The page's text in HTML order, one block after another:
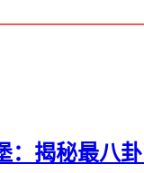
：揭秘最八